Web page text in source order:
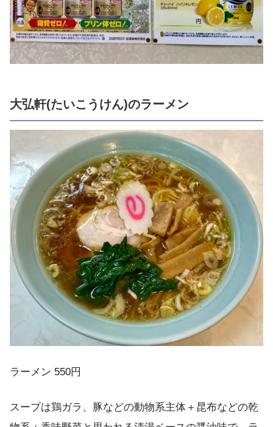
大弘軒(たいこうけん)のラーメン
ラーメン 550円
スープは鶏ガラ、豚などの動物系主体＋昆布などの乾